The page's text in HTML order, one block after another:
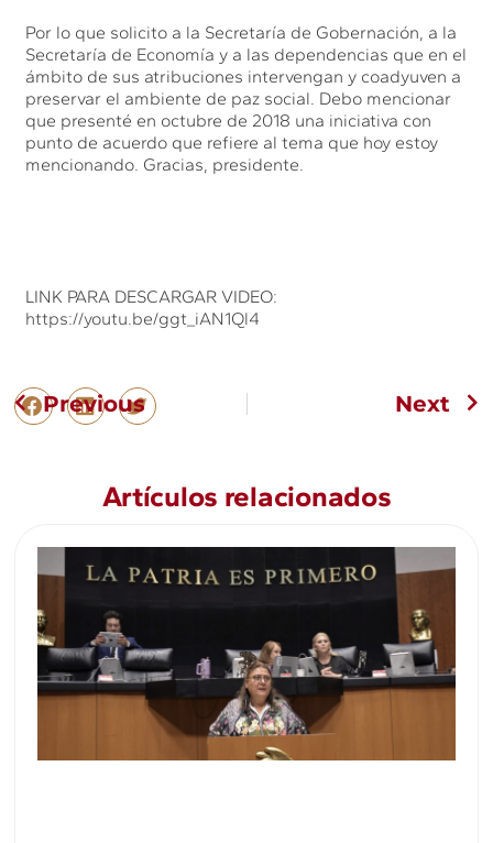
Por lo que solicito a la Secretaría de Gobernación, a la
Secretaría de Economía y a las dependencias que en el
ámbito de sus atribuciones intervengan y coadyuven a
preservar el ambiente de paz social. Debo mencionar
que presenté en octubre de 2018 una iniciativa con
punto de acuerdo que refiere al tema que hoy estoy
mencionando. Gracias, presidente.
LINK PARA DESCARGAR VIDEO:
https://youtu.be/ggt_iAN1Ql4
Previous Next
Artículos relacionados